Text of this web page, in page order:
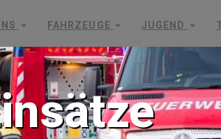
FAHRZEUGE JUGEND